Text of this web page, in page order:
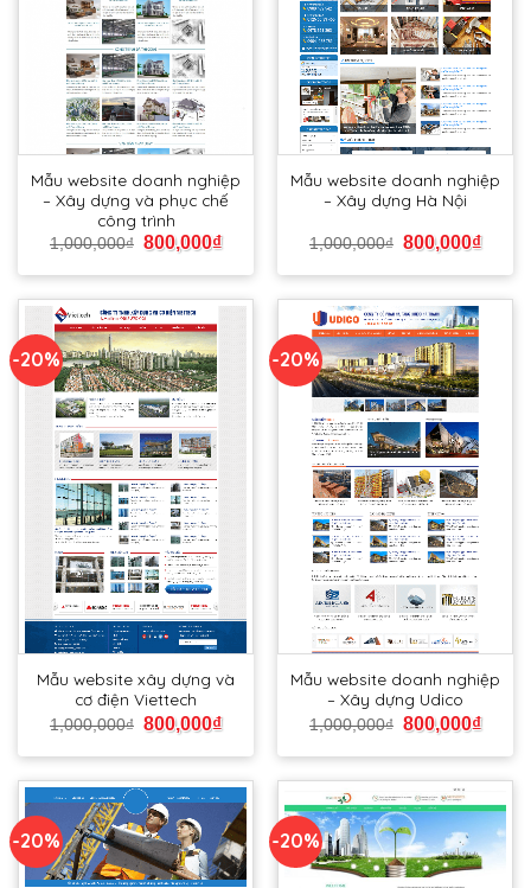
Mẫu website doanh nghiệp
– Xây dựng và phục chế
công trình
1,000,000₫ 800,000₫
Mẫu website doanh nghiệp
– Xây dựng Hà Nội
1,000,000₫ 800,000₫
-20%
Mẫu website xây dựng và
cơ điện Viettech
1,000,000₫ 800,000₫
-20%
Mẫu website doanh nghiệp
– Xây dựng Udico
1,000,000₫ 800,000₫
-20% -20%